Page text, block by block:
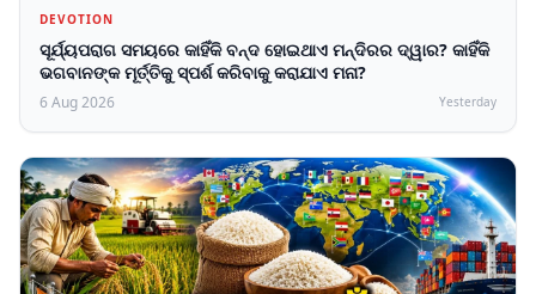
DEVOTION
ସୂର୍ଯ୍ୟପରାଗ ସମୟରେ କାହିଁକି ବନ୍ଦ ହୋଇଥାଏ ମନ୍ଦିରର ଦ୍ୱାର? କାହିଁକି
ଭଗବାନଙ୍କ ମୂର୍ତ୍ତିକୁ ସ୍ପର୍ଶ କରିବାକୁ କରାଯାଏ ମନା?
6 Aug 2026 Yesterday